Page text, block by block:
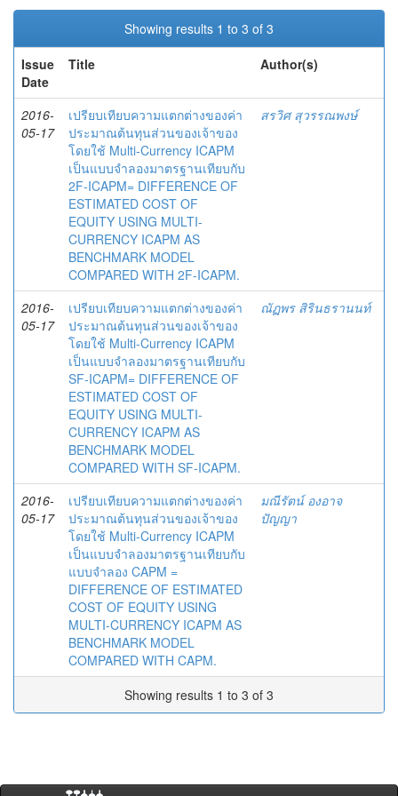
Showing results 1 to 3 of 3
Issue
Date
Title Author(s)
2016-
05-17
เปรียบเทียบความแตกต่างของค่า
ประมาณต้นทุนส่วนของเจ้าของ
โดยใช้ Multi-Currency ICAPM
เป็นแบบจำลองมาตรฐานเทียบกับ
2F-ICAPM= DIFFERENCE OF
ESTIMATED COST OF
EQUITY USING MULTI-
CURRENCY ICAPM AS
BENCHMARK MODEL
COMPARED WITH 2F-ICAPM.
สรวิศ สุวรรณพงษ์
2016-
05-17
เปรียบเทียบความแตกต่างของค่า
ประมาณต้นทุนส่วนของเจ้าของ
โดยใช้ Multi-Currency ICAPM
เป็นแบบจำลองมาตรฐานเทียบกับ
SF-ICAPM= DIFFERENCE OF
ESTIMATED COST OF
EQUITY USING MULTI-
CURRENCY ICAPM AS
BENCHMARK MODEL
COMPARED WITH SF-ICAPM.
ณัฏพร สิรินธรานนท์
2016-
05-17
เปรียบเทียบความแตกต่างของค่า
ประมาณต้นทุนส่วนของเจ้าของ
โดยใช้ Multi-Currency ICAPM
เป็นแบบจำลองมาตรฐานเทียบกับ
แบบจำลอง CAPM =
DIFFERENCE OF ESTIMATED
COST OF EQUITY USING
MULTI-CURRENCY ICAPM AS
BENCHMARK MODEL
COMPARED WITH CAPM.
มณีรัตน์ องอาจ
ปัญญา
Showing results 1 to 3 of 3